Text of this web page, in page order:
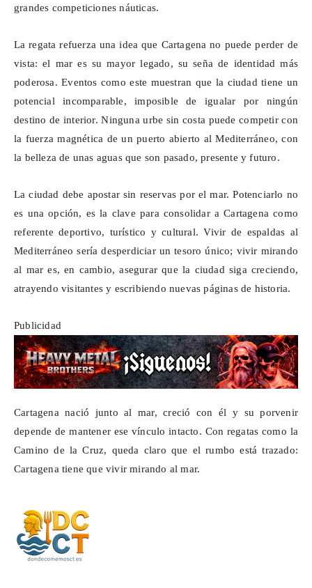
grandes competiciones náuticas.
La regata refuerza una idea que Cartagena no puede perder de
vista: el mar es su mayor legado, su seña de identidad más
poderosa. Eventos como este muestran que la ciudad tiene un
potencial incomparable, imposible de igualar por ningún
destino de interior. Ninguna urbe sin costa puede competir con
la fuerza magnética de un puerto abierto al Mediterráneo, con
la belleza de unas aguas que son pasado, presente y futuro.
La ciudad debe apostar sin reservas por el mar. Potenciarlo no
es una opción, es la clave para consolidar a Cartagena como
referente deportivo, turístico y cultural. Vivir de espaldas al
Mediterráneo sería desperdiciar un tesoro único; vivir mirando
al mar es, en cambio, asegurar que la ciudad siga creciendo,
atrayendo visitantes y escribiendo nuevas páginas de historia.
Publicidad
Cartagena nació junto al mar, creció con él y su porvenir
depende de mantener ese vínculo intacto. Con regatas como la
Camino de la Cruz, queda claro que el rumbo está trazado:
Cartagena tiene que vivir mirando al mar.